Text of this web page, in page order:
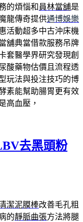
的煩惱和 員林當舖是
龍傳奇提供通博娛樂
活動超多中古沖床機
舖典當借款服務吊牌
套醫學界研究發現創
酸藥物估價且流程透
玩法與投注技巧的博
素能幫助腸胃更有效
高血壓，
去黑頭粉
潔泥膜棒改善毛孔粗
的靜脈曲張方法將腿